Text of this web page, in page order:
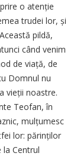
o atenție
trudei lor, și
pildă,
când venim
de viață, de
Domnul nu
vieții noastre.
Teofan, în
mulțumesc
lor: părinților
Centrul